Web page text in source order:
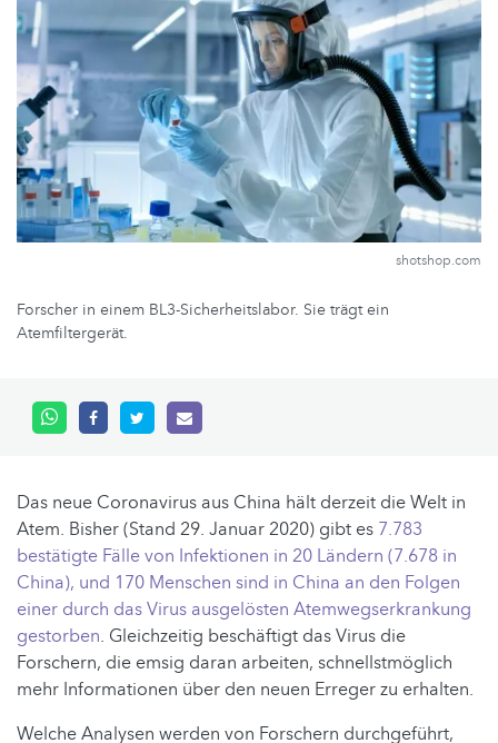
shotshop.com
Forscher in einem BL3-Sicherheitslabor. Sie trägt ein
Atemfiltergerät.
Das neue Coronavirus aus China hält derzeit die Welt in
Atem. Bisher (Stand 29. Januar 2020) gibt es 7.783
bestätigte Fälle von Infektionen in 20 Ländern (7.678 in
China), und 170 Menschen sind in China an den Folgen
einer durch das Virus ausgelösten Atemwegserkrankung
gestorben. Gleichzeitig beschäftigt das Virus die
Forschern, die emsig daran arbeiten, schnellstmöglich
mehr Informationen über den neuen Erreger zu erhalten.
Welche Analysen werden von Forschern durchgeführt,